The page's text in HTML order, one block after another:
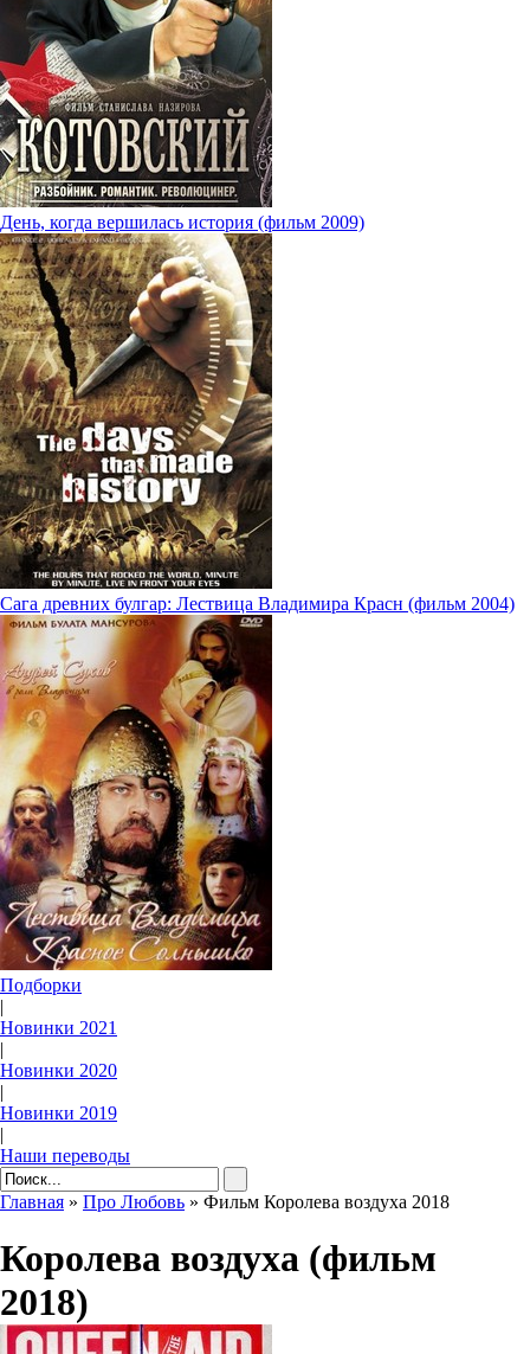
День, когда вершилась история (фильм 2009)
Сага древних булгар: Лествица Владимира Красн (фильм 2004)
Подборки
|
Новинки 2021
|
Новинки 2020
|
Новинки 2019
|
Наши переводы
Главная » Про Любовь » Фильм Королева воздуха 2018
Королева воздуха (фильм
2018)